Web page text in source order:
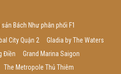
Bách Như phân phối F1
City Quận 2
Gladia by The Waters
Điền
Grand Marina Saigon
The Metropole Thủ Thiêm